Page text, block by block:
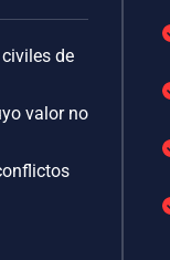
de
valor no